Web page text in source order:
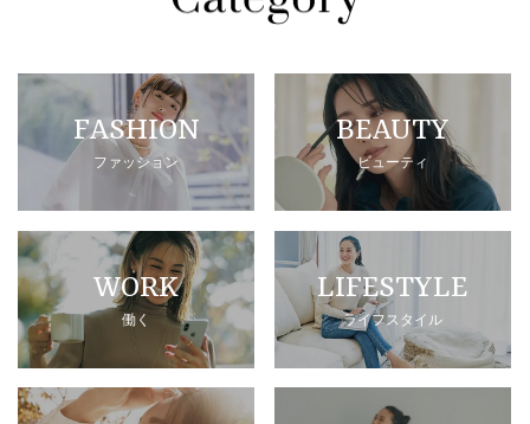
FASHION
ファッション
BEAUTY
ビューティ
WORK
働く
LIFESTYLE
ライフスタイル